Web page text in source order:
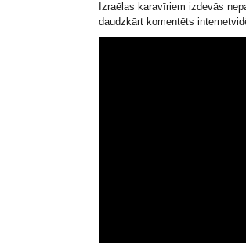
Izraēlas karavīriem izdevās
daudzkārt komentēts